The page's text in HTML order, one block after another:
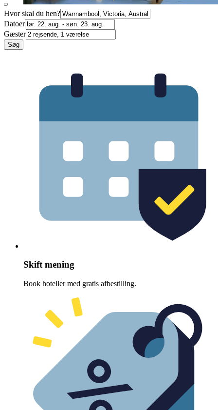
Hvor skal du hen?
Datoer
Gæster
Søg
Skift mening
Book hoteller med gratis afbestilling.